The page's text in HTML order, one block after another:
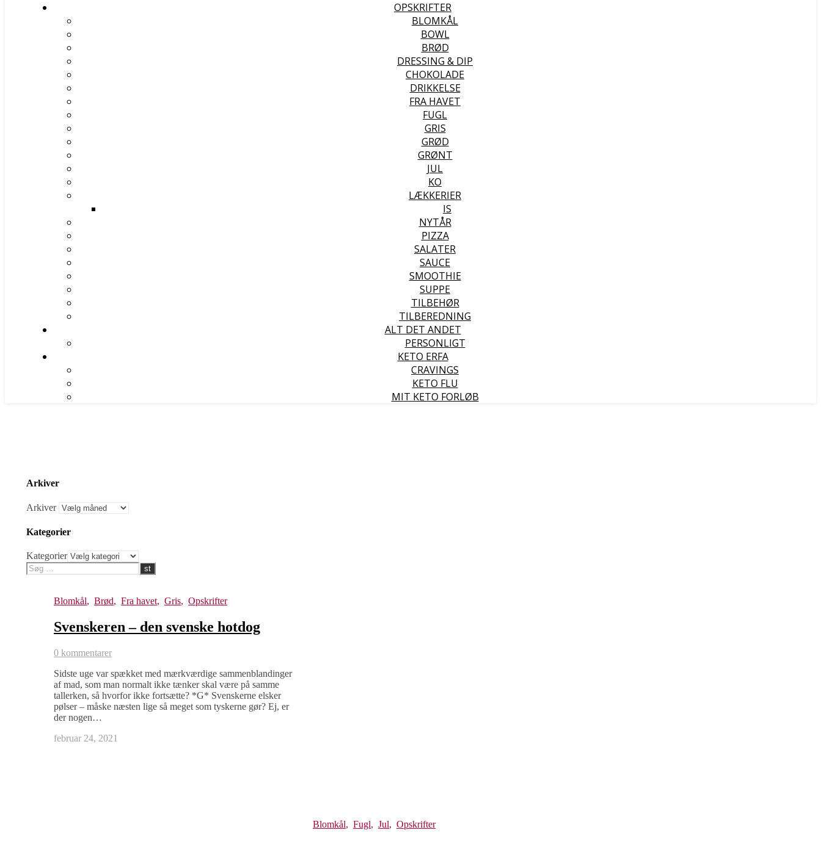
OPSKRIFTER
BLOMKÅL
BOWL
BRØD
DRESSING & DIP
CHOKOLADE
DRIKKELSE
FRA HAVET
FUGL
GRIS
GRØD
GRØNT
JUL
KO
LÆKKERIER
IS
NYTÅR
PIZZA
SALATER
SAUCE
SMOOTHIE
SUPPE
TILBEHØR
TILBEREDNING
ALT DET ANDET
PERSONLIGT
KETO ERFA
CRAVINGS
KETO FLU
MIT KETO FORLØB
Arkiver
Arkiver
Kategorier
Kategorier
Blomkål, Brød, Fra havet, Gris, Opskrifter
Svenskeren – den svenske hotdog
0 kommentarer
Sidste uge var spækket med mærkværdige sammenblandinger
af mad, som man normalt ikke tænker skal være på samme
tallerken, så hvorfor ikke fortsætte? *G* Svenskerne elsker
pølser – måske næsten lige så meget som tyskerne gør? Ej, er
der nogen…
februar 24, 2021
Blomkål, Fugl, Jul, Opskrifter